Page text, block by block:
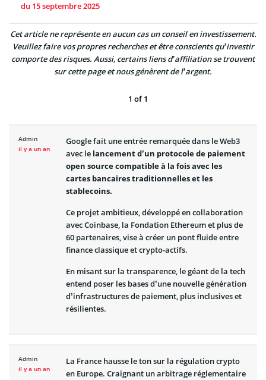
du 15 septembre 2025
Cet article ne représente en aucun cas un conseil en investissement.
Veuillez faire vos propres recherches et être conscients qu’investir
comporte des risques. Aussi, certains liens d’affiliation se trouvent
sur cette page et nous génèrent de l’argent.
1 of1
Admin
il y a un an
Google fait une entrée remarquée dans le Web3
avec le lancement d’un protocole de paiement
open source compatible à la fois avec les
cartes bancaires traditionnelles et les
stablecoins.
Ce projet ambitieux, développé en collaboration
avec Coinbase, la Fondation Ethereum et plus de
60 partenaires, vise à créer un pont fluide entre
finance classique et crypto-actifs.
En misant sur la transparence, le géant de la tech
entend poser les bases d’une nouvelle génération
d’infrastructures de paiement, plus inclusives et
résilientes.
Admin
il y a un an
La France hausse le ton sur la régulation crypto
en Europe. Craignant un arbitrage réglementaire